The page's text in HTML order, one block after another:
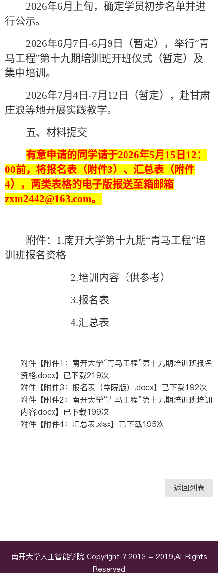
2026年6月上旬，确定学员初步名单并进
行公示。
2026年6月 7 日 -6月 9 日（暂定），举行“青
马工程”第十九期培训班开班仪式（暂定）及
集中培训。
2026年7月 4 日 -7月 12 日（暂定），赴甘肃
庄浪等地开展实践教学。
五、材料提交
有意申请的同学请于2026年5月 15 日 12：
00前，将报名表（附件3）、汇总表（附件
4），两类表格的电子版报送至箱邮箱
zxm2442@163.com。
附件： 1.南开大学第十九期“青马工程”培
训班报名资格
2.培训内容（供参考）
3.报名表
4.汇总表
附件【附件1：南开大学“青马工程”第十九期培训班报名
资格.docx】已下载219次
附件【附件3：报名表（学院版）.docx】已下载192次
附件【附件2：南开大学“青马工程”第十九期培训班培训
内容.docx】已下载199次
附件【附件4：汇总表.xlsx】已下载195次
返回列表
南开大学人工智能学院 Copyright ? 2013 - 2019,All Rights
Reserved